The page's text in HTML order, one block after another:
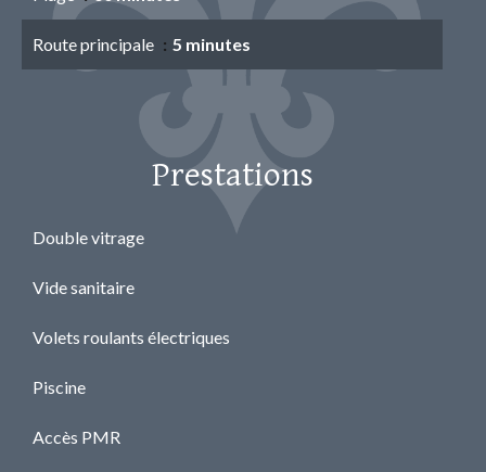
Route principale 5 minutes
Prestations
Double vitrage
Vide sanitaire
Volets roulants électriques
Piscine
Accès PMR